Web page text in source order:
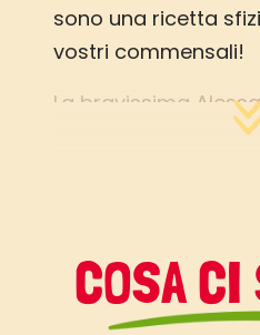
sono una ricetta
vostri commensali!
La bravissima
preparato queste
Gustose crostatine
ripiene di ricotta
COSA